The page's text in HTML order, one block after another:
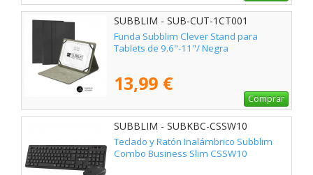
SUBBLIM - SUB-CUT-1CT001
Funda Subblim Clever Stand para
Tablets de 9.6"-11"/ Negra
13,99 €
Comprar
SUBBLIM - SUBKBC-CSSW10
Teclado y Ratón Inalámbrico Subblim
Combo Business Slim CSSW10